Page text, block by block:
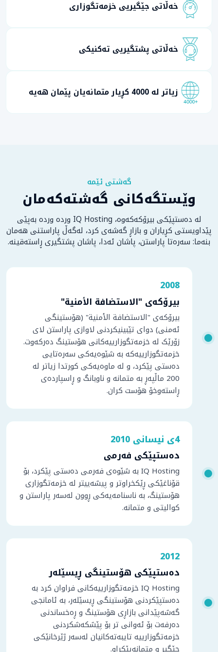
خەڵاتی جێگیریی خزمەتگوزاری
خەڵاتی پشتگیریی تەکنیکی
زیاتر لە 4000 کڕیار متمانەیان پێمان هەیە
گەشتی ئێمە
وێستگەکانی گەشتەکەمان
لە دەستپێکی بیرۆکەکەوە، IQ Hosting وردە وردە بەپێی
پێداویستی کڕیاران و بازاڕ گەشەی کرد، لەگەڵ پاراستنی هەمان
بنەما: سەرەتا پاراستن، پاشان ئەدا، پاشان پشتگیری ڕاستەقینە.
2008
بیرۆکەی "الاستضافة الأمنية"
بیرۆکەی "الاستضافة الأمنية" (هۆستینگی
ئەمنی) دوای تێبینیکردنی لاوازی پاراستن لای
زۆرێک لە خزمەتگوزارییەکانی هۆستینگ دەرکەوت.
خزمەتگوزارییەکە بە شێوەیەکی سەرەتایی
دەستی پێکرد، و لە ماوەیەکی کورتدا زیاتر لە
200 ماڵپەڕ بە متمانە و ناوبانگ و ڕاسپاردەی
ڕاستەوخۆ هۆست کران.
4ی نیسانی 2010
دەستپێکی فەرمی
IQ Hosting بە شێوەی فەرمی دەستی پێکرد، بۆ
قۆناغێکی ڕێکخراوتر و پیشەییتر لە خزمەتگوزاری
هۆستینگ، بە ناسنامەیەکی ڕوون لەسەر پاراستن و
کوالیتی و متمانە.
2012
دەستپێکی هۆستینگی ڕیسێلەر
IQ Hosting خزمەتگوزارییەکانی فراوان کرد بە
دەستپێکردنی هۆستینگی ڕیسێلەر، بە ئامانجی
گەشەپێدانی بازاڕی هۆستینگ و ڕەخساندنی
دەرفەت بۆ ئەوانی تر بۆ پێشکەشکردنی
خزمەتگوزارییە تایبەتەکانیان لەسەر ژێرخانێکی
جێگیر و متمانەپێکراو.